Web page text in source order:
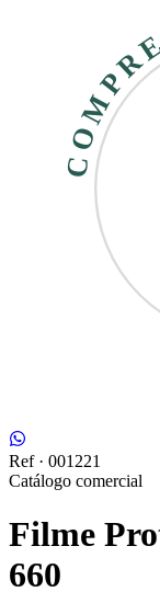
Ref · 001221
Catálogo comercial
Filme
660